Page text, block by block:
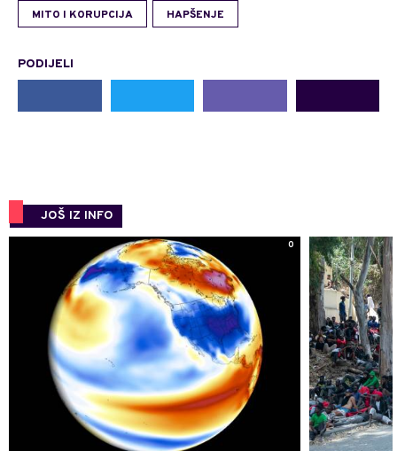
MITO I KORUPCIJA HAPŠENJE
PODIJELI
JOŠ IZ INFO
0